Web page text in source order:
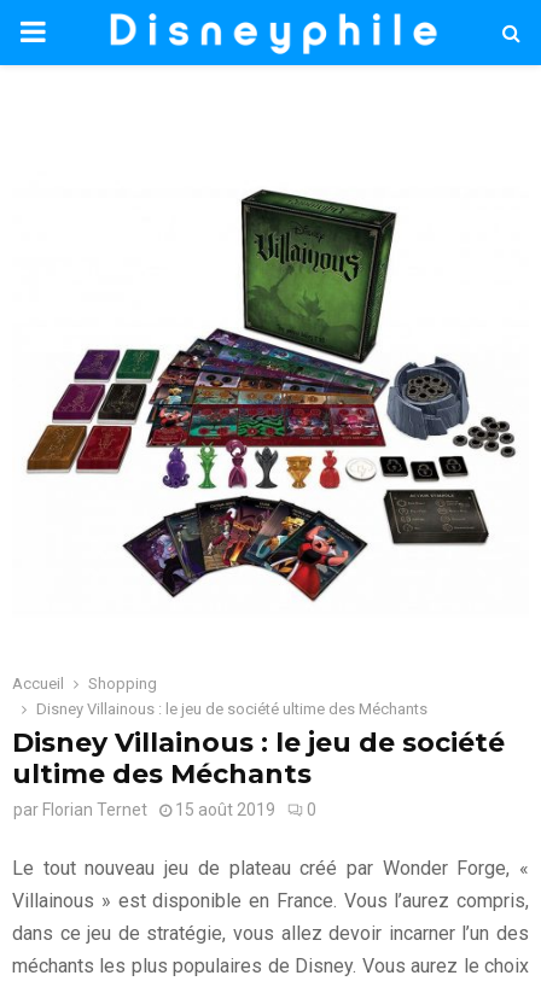
PRIMARY
Accueil
Shopping
Disney Villainous : le jeu de société ultime des Méchants
Disney Villainous : le jeu de société
ultime des Méchants
par Florian Ternet 15 août 2019 0
Le tout nouveau jeu de plateau créé par Wonder Forge, «
Villainous » est disponible en France. Vous l’aurez compris,
dans ce jeu de stratégie, vous allez devoir incarner l’un des
méchants les plus populaires de Disney. Vous aurez le choix